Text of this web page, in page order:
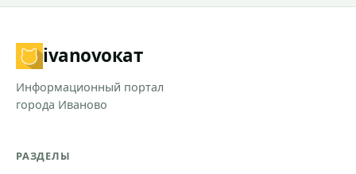
ivanovoкат
Информационный портал
города Иваново
РАЗДЕЛЫ